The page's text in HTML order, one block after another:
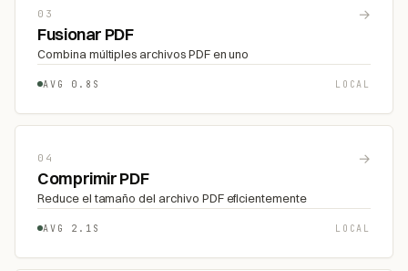
03 →
Fusionar PDF
Combina múltiples archivos PDF en uno
AVG 0.8S LOCAL
04 →
Comprimir PDF
Reduce el tamaño del archivo PDF eficientemente
AVG 2.1S LOCAL